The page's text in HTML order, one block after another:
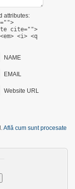
attributes:
cite="">
<i> <q
NAME
EMAIL
Website URL
Află cum sunt procesate